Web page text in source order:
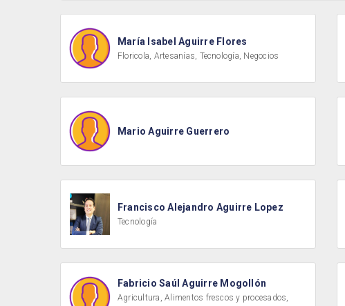
María Isabel Aguirre Flores
Floricola, Artesanías, Tecnología, Negocios
Mario Aguirre Guerrero
Francisco Alejandro Aguirre Lopez
Tecnología
Fabricio Saúl Aguirre Mogollón
Agricultura, Alimentos frescos y procesados,